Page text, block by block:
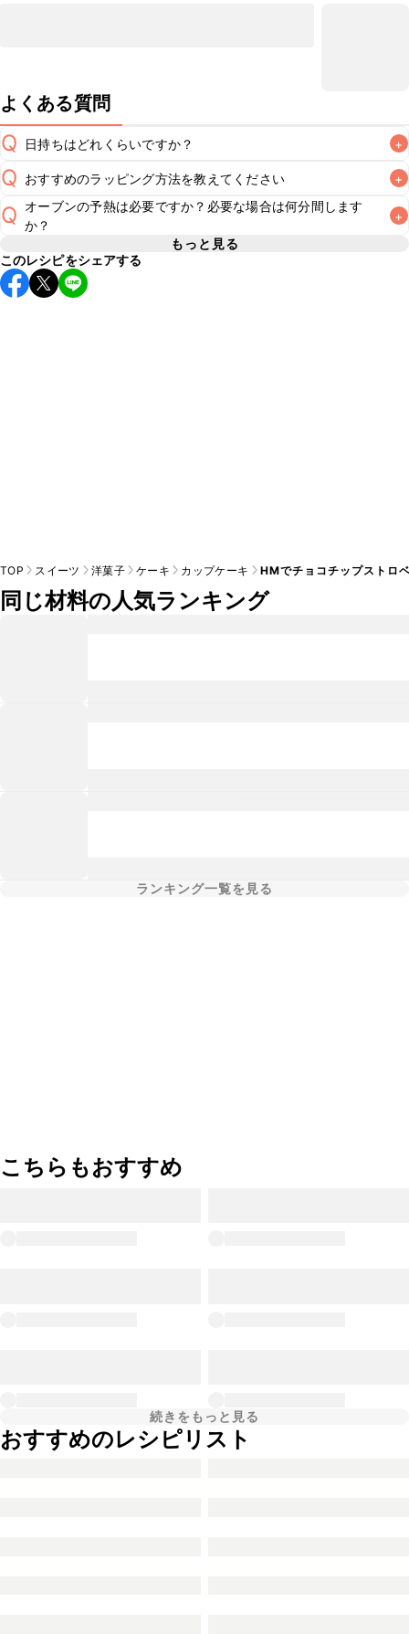
よくある質問
Q 日持ちはどれくらいですか？ +
A
常温保存で2~3日が目安です。なるべくお早めにお召し上が
Q おすすめのラッピング方法を教えてください +
A こちら
ピング方法をお試しください。
Q オーブンの予熱は必要ですか？必要な場合は何分間します
か？
+
A
レシピでは180℃に予熱したオーブンで焼き上げています。
オーブンに予熱機能がある場合はそちらを使用してくださ
い。予熱機能がない場合はレシピの温度に設定し、10分程空
もっと見る
このレシピをシェアする
TOP スイーツ 洋菓子 ケーキ カップケーキ HMでチョコチップストロ
同じ材料の人気ランキング
ランキング一覧を見る
こちらもおすすめ
続きをもっと見る
おすすめのレシピリスト